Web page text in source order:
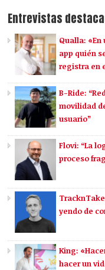
Entrevistas
Qualla:
app quién
registra en
B-Ride:
movilidad
usuario”
Flovi: “La
proceso
yendo de
King:
hacer un